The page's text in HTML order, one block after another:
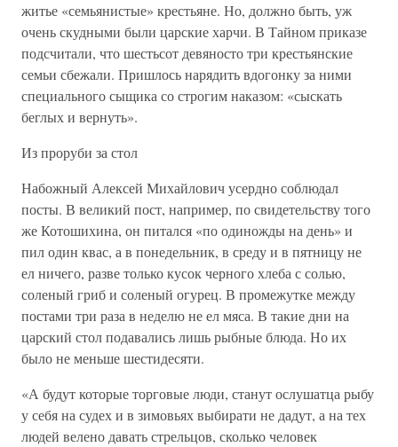
житье «семьянистые» крестьяне. Но, должно быть, уж
очень скудными были царские харчи. В Тайном приказе
подсчитали, что шестьсот девяносто три крестьянские
семьи сбежали. Пришлось нарядить вдогонку за ними
специального сыщика со строгим наказом: «сыскать
беглых и вернуть».
Из проруби за стол
Набожный Алексей Михайлович усердно соблюдал
посты. В великий пост, например, по свидетельству того
же Котошихина, он питался «по одиножды на день» и
пил один квас, а в понедельник, в среду и в пятницу не
ел ничего, разве только кусок черного хлеба с солью,
соленый гриб и соленый огурец. В промежутке между
постами три раза в неделю не ел мяса. В такие дни на
царский стол подавались лишь рыбные блюда. Но их
было не меньше шестидесяти.
«А будут которые торговые люди, станут ослушатца рыбу
у себя на судех и в зимовьях выбирати не дадут, а на тех
людей велено давать стрельцов, сколько человек